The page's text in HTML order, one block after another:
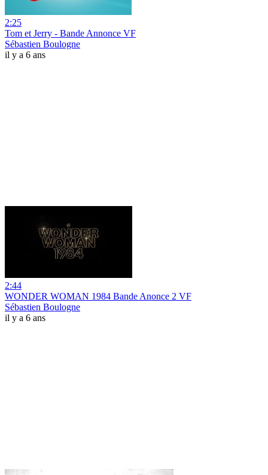
2:25
Tom et Jerry - Bande Annonce VF
Sébastien Boulogne
il y a 6 ans
2:44
WONDER WOMAN 1984 Bande Anonce 2 VF
Sébastien Boulogne
il y a 6 ans